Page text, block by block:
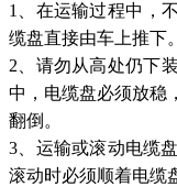
1、在运输过程中
缆盘直接由车上推下
2、请勿从高处仍下
中，电缆盘必须放
翻倒。
3、运输或滚动电缆
滚动时必须顺着电缆